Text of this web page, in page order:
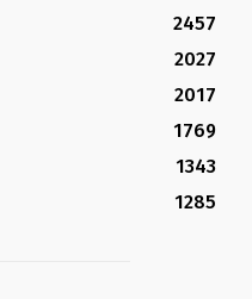
2457
2027
2017
1769
1343
1285